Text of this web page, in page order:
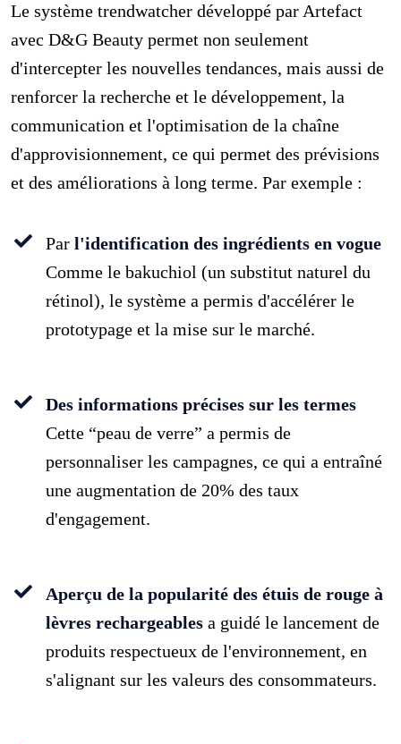
Le système trendwatcher développé par Artefact
avec D&G Beauty permet non seulement
d'intercepter les nouvelles tendances, mais aussi de
renforcer la recherche et le développement, la
communication et l'optimisation de la chaîne
d'approvisionnement, ce qui permet des prévisions
et des améliorations à long terme. Par exemple :
Par l'identification des ingrédients en vogue
Comme le bakuchiol (un substitut naturel du
rétinol), le système a permis d'accélérer le
prototypage et la mise sur le marché.
Des informations précises sur les termes
Cette “peau de verre” a permis de
personnaliser les campagnes, ce qui a entraîné
une augmentation de 20% des taux
d'engagement.
Aperçu de la popularité des étuis de rouge à
lèvres rechargeablesa guidé le lancement de
produits respectueux de l'environnement, en
s'alignant sur les valeurs des consommateurs.